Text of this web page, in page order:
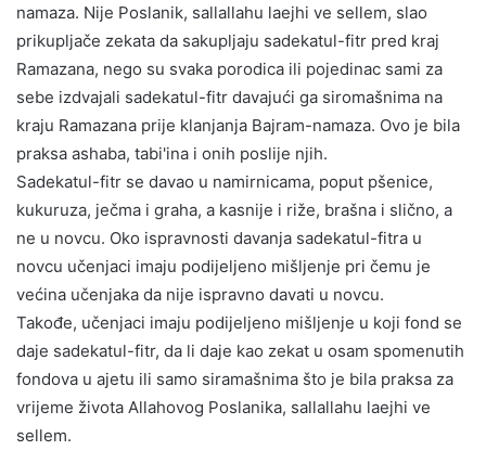
namaza. Nije Poslanik, sallallahu laejhi ve sellem, slao
prikupljače zekata da sakupljaju sadekatul-fitr pred kraj
Ramazana, nego su svaka porodica ili pojedinac sami za
sebe izdvajali sadekatul-fitr davajući ga siromašnima na
kraju Ramazana prije klanjanja Bajram-namaza. Ovo je bila
praksa ashaba, tabi'ina i onih poslije njih.
Sadekatul-fitr se davao u namirnicama, poput pšenice,
kukuruza, ječma i graha, a kasnije i riže, brašna i slično, a
ne u novcu. Oko ispravnosti davanja sadekatul-fitra u
novcu učenjaci imaju podijeljeno mišljenje pri čemu je
većina učenjaka da nije ispravno davati u novcu.
Takođe, učenjaci imaju podijeljeno mišljenje u koji fond se
daje sadekatul-fitr, da li daje kao zekat u osam spomenutih
fondova u ajetu ili samo siramašnima što je bila praksa za
vrijeme života Allahovog Poslanika, sallallahu laejhi ve
sellem.